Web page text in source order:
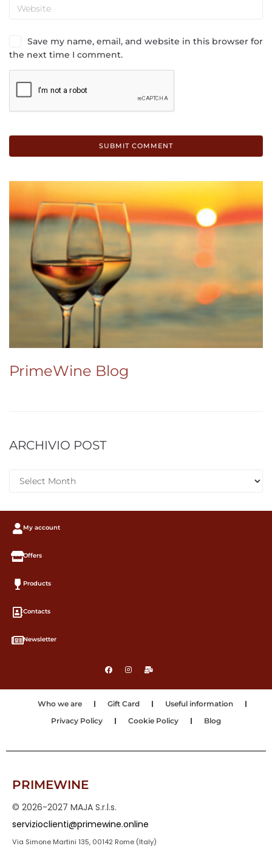
Save my name, email, and website in this browser for
the next time I comment.
PrimeWine Blog
ARCHIVIO POST
My account
Offers
Products
Contacts
Newsletter
Who we are Gift Card
Useful information
Privacy Policy
Cookie Policy Blog
PRIMEWINE
© 2026-2027 MAJA S.r.l.s.
servizioclienti@primewine.online
Via Simone Martini 135, 00142 Rome (Italy)